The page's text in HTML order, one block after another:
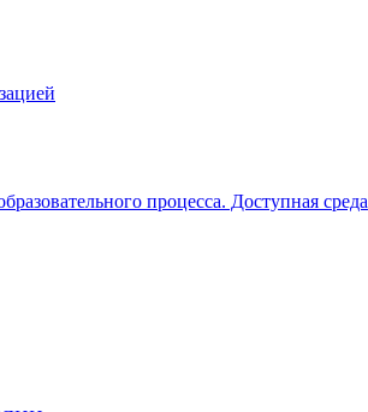
процесса. Доступная среда